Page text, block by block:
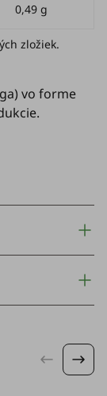
0,49 g
zložiek.
) vo forme